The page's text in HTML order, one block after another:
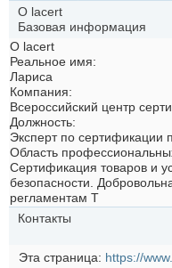
О lacert
Базовая информация
О lacert
Реальное имя:
Лариса
Компания:
Всероссийский центр
Должность:
Эксперт по сертификации
Область
Сертификация товаров и
безопасности.
регламентам Т
Контакты
Эта страница
https://